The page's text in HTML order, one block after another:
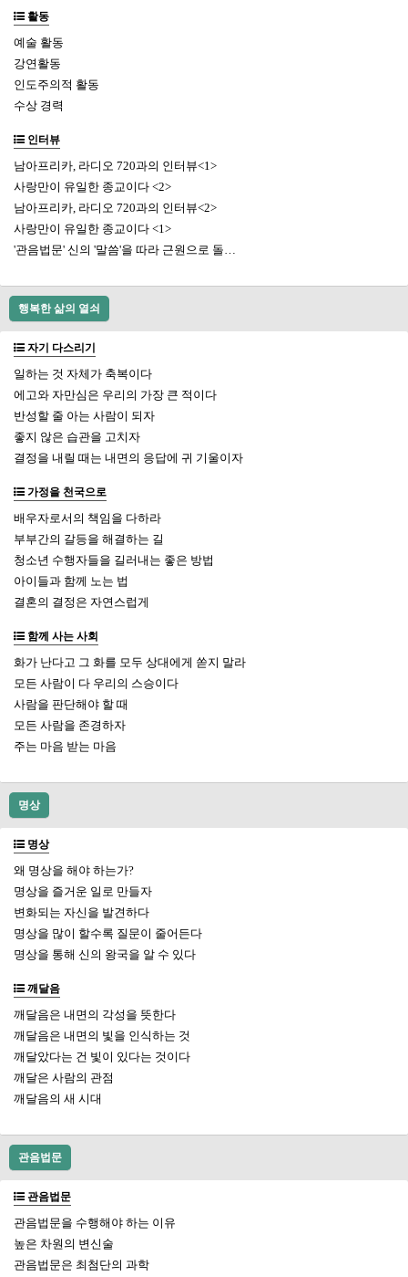
활동
예술 활동
강연활동
인도주의적 활동
수상 경력
인터뷰
남아프리카, 라디오 720과의 인터뷰<1>
사랑만이 유일한 종교이다 <2>
남아프리카, 라디오 720과의 인터뷰<2>
사랑만이 유일한 종교이다 <1>
'관음법문' 신의 '말씀'을 따라 근원으로 돌…
행복한 삶의 열쇠
자기 다스리기
일하는 것 자체가 축복이다
에고와 자만심은 우리의 가장 큰 적이다
반성할 줄 아는 사람이 되자
좋지 않은 습관을 고치자
결정을 내릴 때는 내면의 응답에 귀 기울이자
가정을 천국으로
배우자로서의 책임을 다하라
부부간의 갈등을 해결하는 길
청소년 수행자들을 길러내는 좋은 방법
아이들과 함께 노는 법
결혼의 결정은 자연스럽게
함께 사는 사회
화가 난다고 그 화를 모두 상대에게 쏟지 말라
모든 사람이 다 우리의 스승이다
사람을 판단해야 할 때
모든 사람을 존경하자
주는 마음 받는 마음
명상
명상
왜 명상을 해야 하는가?
명상을 즐거운 일로 만들자
변화되는 자신을 발견하다
명상을 많이 할수록 질문이 줄어든다
명상을 통해 신의 왕국을 알 수 있다
깨달음
깨달음은 내면의 각성을 뜻한다
깨달음은 내면의 빛을 인식하는 것
깨달았다는 건 빛이 있다는 것이다
깨달은 사람의 관점
깨달음의 새 시대
관음법문
관음법문
관음법문을 수행해야 하는 이유
높은 차원의 변신술
관음법문은 최첨단의 과학